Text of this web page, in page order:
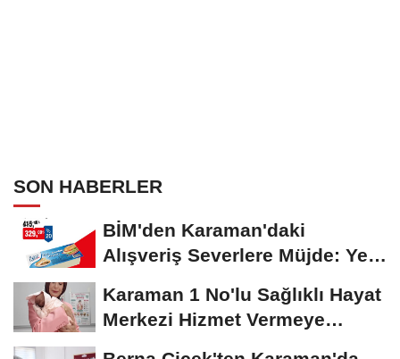
SON HABERLER
BİM'den Karaman'daki
Alışveriş Severlere Müjde: Yeni
Karaman 1 No'lu Sağlıklı Hayat
Merkezi Hizmet Vermeye